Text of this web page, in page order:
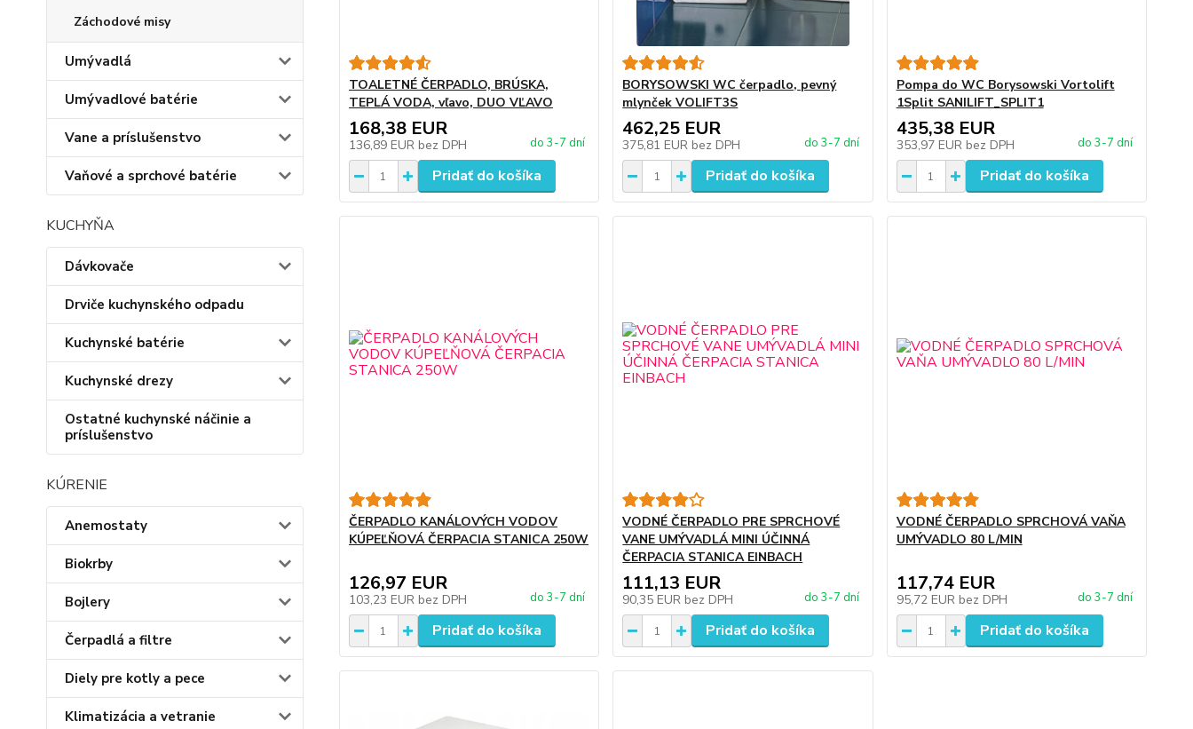
Záchodové misy
Umývadlá
Umývadlové batérie
Vane a príslušenstvo
Vaňové a sprchové batérie
KUCHYŇA
Dávkovače
Drviče kuchynského odpadu
Kuchynské batérie
Kuchynské drezy
Ostatné kuchynské náčinie a
príslušenstvo
KÚRENIE
Anemostaty
Biokrby
Bojlery
Čerpadlá a filtre
Diely pre kotly a pece
Klimatizácia a vetranie
TOALETNÉ ČERPADLO, BRÚSKA,
TEPLÁ VODA, vľavo, DUO VĽAVO
168,38 EUR
136,89 EUR bez DPH do 3-7 dní
Pridať do košíka
BORYSOWSKI WC čerpadlo, pevný
mlynček VOLIFT3S
462,25 EUR
375,81 EUR bez DPH do 3-7 dní
Pridať do košíka
Pompa do WC Borysowski Vortolift
1Split SANILIFT_SPLIT1
435,38 EUR
353,97 EUR bez DPH do 3-7 dní
Pridať do košíka
ČERPADLO KANÁLOVÝCH VODOV
KÚPEĽŇOVÁ ČERPACIA STANICA 250W
126,97 EUR
103,23 EUR bez DPH do 3-7 dní
Pridať do košíka
VODNÉ ČERPADLO PRE SPRCHOVÉ
VANE UMÝVADLÁ MINI ÚČINNÁ
ČERPACIA STANICA EINBACH
111,13 EUR
90,35 EUR bez DPH do 3-7 dní
Pridať do košíka
VODNÉ ČERPADLO SPRCHOVÁ VAŇA
UMÝVADLO 80 L/MIN
117,74 EUR
95,72 EUR bez DPH do 3-7 dní
Pridať do košíka